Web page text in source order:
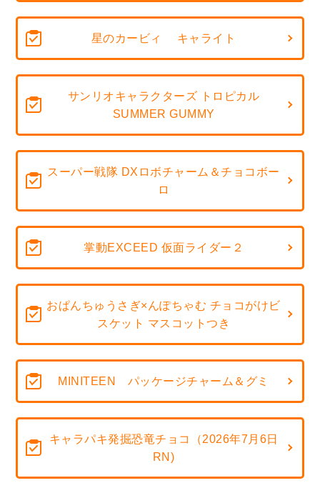
星のカービィ キャライト
サンリオキャラクターズ トロピカル
SUMMER GUMMY
スーパー戦隊 DXロボチャーム＆チョコボー
ロ
掌動EXCEED 仮面ライダー２
おぱんちゅうさぎ×んぽちゃむ チョコがけビ
スケット マスコットつき
MINITEEN パッケージチャーム＆グミ
キャラパキ発掘恐竜チョコ（2026年7月6日
RN)